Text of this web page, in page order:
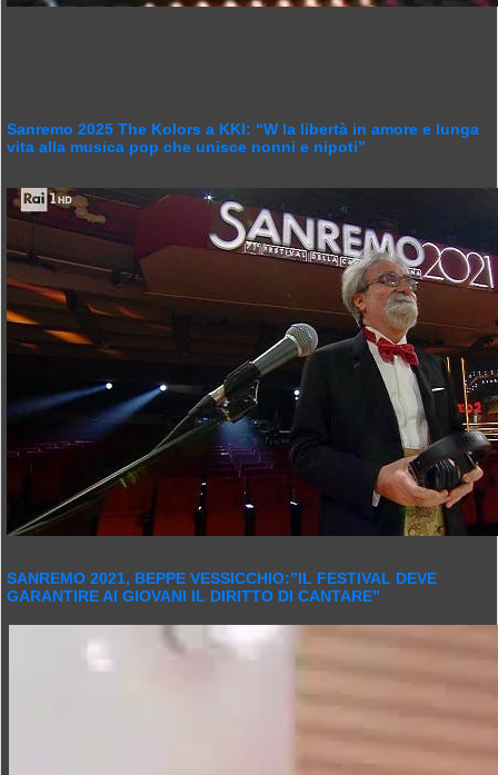
Sanremo 2025 The Kolors a KKI: “W la libertà in amore e lunga
vita alla musica pop che unisce nonni e nipoti”
SANREMO 2021, BEPPE VESSICCHIO:”IL FESTIVAL DEVE
GARANTIRE AI GIOVANI IL DIRITTO DI CANTARE”